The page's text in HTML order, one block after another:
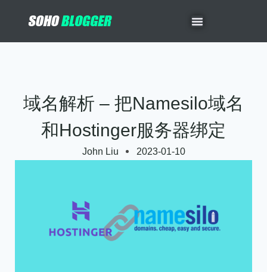
域名解析 – 把namesilo域名
和Hostinger服务器绑定
John Liu 2023-01-10